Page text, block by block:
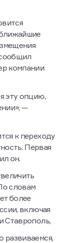
компании
эту опцию,
—
к переходу
Первая
он.
словам
более
включая
Ставрополь,